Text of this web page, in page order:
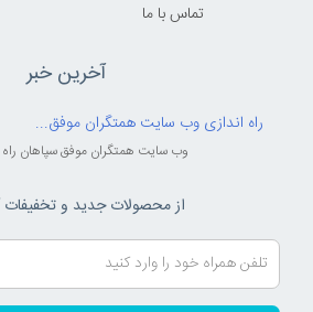
تماس با ما
آخرین خبر
راه اندازی وب سایت همتگران موفق...
وب سایت همتگران موفق سپاهان
از محصولات جدید و تخفیفات